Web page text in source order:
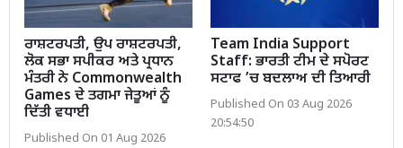
ਰਾਸ਼ਟਰਪਤੀ, ਉਪ ਰਾਸ਼ਟਰਪਤੀ,
ਲੋਕ ਸਭਾ ਸਪੀਕਰ ਅਤੇ ਪ੍ਰਧਾਨ
ਮੰਤਰੀ ਨੇ Commonwealth
Games ਦੇ ਤਗਮਾ ਜੇਤੂਆਂ ਨੂੰ
ਦਿੱਤੀ ਵਧਾਈ
Published On 01 Aug 2026
Team India Support
Staff: ਭਾਰਤੀ ਟੀਮ ਦੇ ਸਪੋਰਟ
ਸਟਾਫ ’ਚ ਬਦਲਾਅ ਦੀ ਤਿਆਰੀ
Published On 03 Aug 2026
20:54:50